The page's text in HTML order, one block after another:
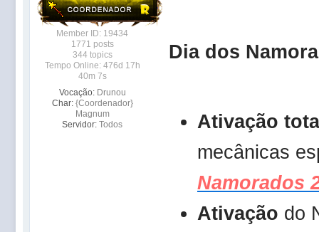
Member ID: 19434
1771 posts
344 topics
Tempo Online: 476d 17h
40m 7s
Vocação: Drunou
Char: {Coordenador}
Magnum
Servidor: Todos
Dia dos
Ativação
mecânicas
Namorados
Ativação do